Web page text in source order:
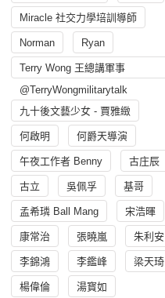
Miracle 社交力學培訓導師
Norman Ryan
Terry Wong 王總講軍事
@TerryWongmilitarytalk
九十後文藝少女 - 賈雅緻
何啟明 何爵天導演
午夜工作者 Benny 古庄辰
古立 吳佩孚 基哥
孟希璘 Ball Mang 宋浩暉
康常治 張曉嵐 朱利安
李錦鴻 李鑑峰 梁天琦
楊偉倫 湯寳如